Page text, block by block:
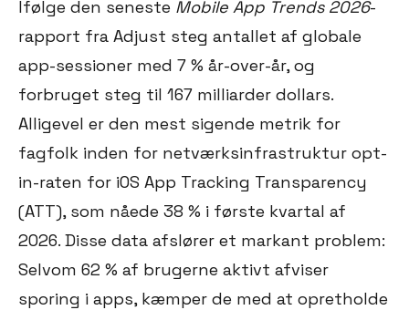
Ifølge den seneste Mobile App Trends 2026-
rapport fra Adjust steg antallet af globale
app-sessioner med 7 % år-over-år, og
forbruget steg til 167 milliarder dollars.
Alligevel er den mest sigende metrik for
fagfolk inden for netværksinfrastruktur opt-
in-raten for iOS App Tracking Transparency
(ATT), som nåede 38 % i første kvartal af
2026. Disse data afslører et markant problem:
Selvom 62 % af brugerne aktivt afviser
sporing i apps, kæmper de med at opretholde